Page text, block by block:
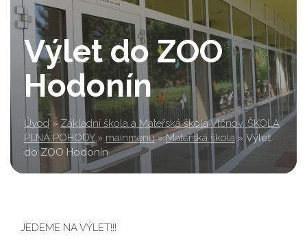
Výlet do ZOO
Hodonín
Úvod » Základní škola a Mateřská škola Vlčnov, ŠKOLA
PLNÁ POHODY » mainmenu » Mateřská škola » Výlet
do ZOO Hodonín
JEDEME NA VÝLET!!!